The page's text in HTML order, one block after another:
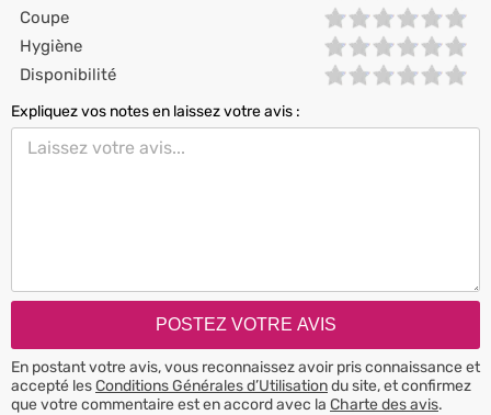
Coupe
Hygiène
Disponibilité
Expliquez vos notes en laissez votre avis :
En postant votre avis, vous reconnaissez avoir pris connaissance et
accepté lesConditions Générales d’Utilisationdu site, et confirmez
que votre commentaire est en accord avec la Charte des avis.